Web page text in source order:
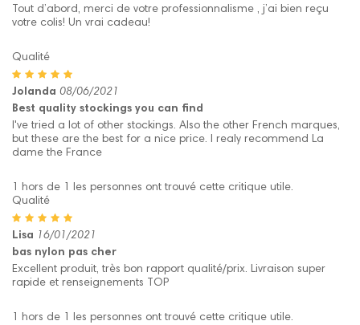
Tout d’abord, merci de votre professionnalisme , j’ai bien reçu
votre colis! Un vrai cadeau!
Qualité
Jolanda 08/06/2021
Best quality stockings you can find
I've tried a lot of other stockings. Also the other French marques,
but these are the best for a nice price. I realy recommend La
dame the France
1 hors de 1 les personnes ont trouvé cette critique utile.
Qualité
Lisa 16/01/2021
bas nylon pas cher
Excellent produit, très bon rapport qualité/prix. Livraison super
rapide et renseignements TOP
1 hors de 1 les personnes ont trouvé cette critique utile.